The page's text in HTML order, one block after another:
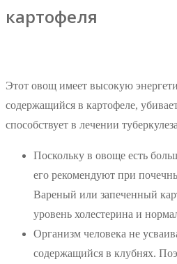
картофеля
Этот овощ имеет высокую
содержащийся в картофеле,
способствует в лечении
Поскольку в овоще есть
его рекомендуют при
Вареный или запеченный
уровень холестерина и
Организм человека не
содержащийся в клубнях.